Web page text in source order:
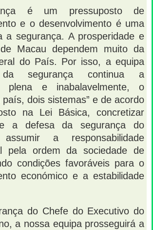
é um pressuposto de
e o desenvolvimento é uma
a segurança. A prosperidade e
Macau dependem muito da
do País. Por isso, a equipa
segurança continua a
plena e inabalavelmente, o
país, dois sistemas” e de acordo
na Lei Básica, concretizar
a defesa da segurança do
a responsabilidade
pela ordem da sociedade de
condições favoráveis para o
económico e a estabilidade
do Chefe do Executivo do
a nossa equipa prosseguirá a